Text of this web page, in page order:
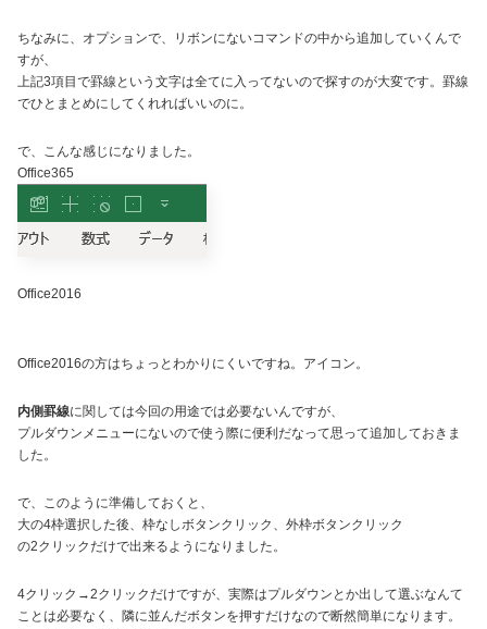
ちなみに、オプションで、リボンにないコマンドの中から追加していくんで
すが、
上記3項目で罫線という文字は全てに入ってないので探すのが大変です。罫線
でひとまとめにしてくれればいいのに。
で、こんな感じになりました。
Office365
Office2016
Office2016の方はちょっとわかりにくいですね。アイコン。
内側罫線に関しては今回の用途では必要ないんですが、
プルダウンメニューにないので使う際に便利だなって思って追加しておきま
した。
で、このように準備しておくと、
大の4枠選択した後、枠なしボタンクリック、外枠ボタンクリック
の2クリックだけで出来るようになりました。
4クリック→2クリックだけですが、実際はプルダウンとか出して選ぶなんて
ことは必要なく、隣に並んだボタンを押すだけなので断然簡単になります。